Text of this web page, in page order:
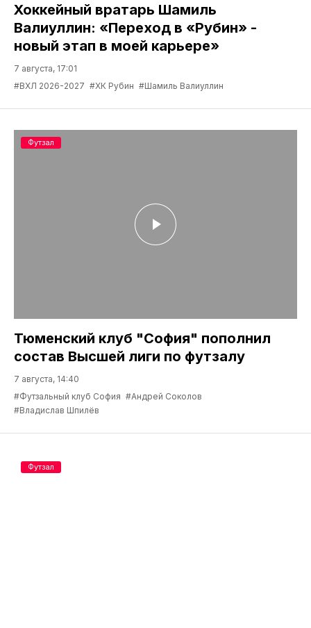
Хоккейный вратарь Шамиль
Валиуллин: «Переход в «Рубин» -
новый этап в моей карьере»
7 августа, 17:01
#ВХЛ 2026-2027 #ХК Рубин #Шамиль Валиуллин
Тюменский клуб "София" пополнил
состав Высшей лиги по футзалу
7 августа, 14:40
#Футзальный клуб София #Андрей Соколов
#Владислав Шпилёв
Футзал
Футзал